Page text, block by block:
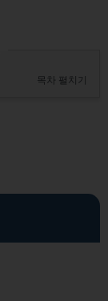
목차 펼치기